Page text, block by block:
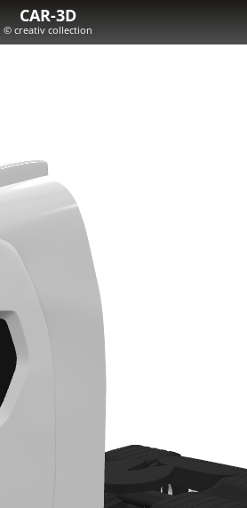
CAR-3D
© creativ collection